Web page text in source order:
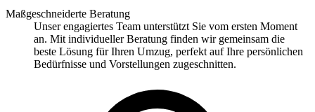
Maßgeschneiderte Beratung
Unser engagiertes Team unterstützt Sie vom ersten Moment
an. Mit individueller Beratung finden wir gemeinsam die
beste Lösung für Ihren Umzug, perfekt auf Ihre persönlichen
Bedürfnisse und Vorstellungen zugeschnitten.